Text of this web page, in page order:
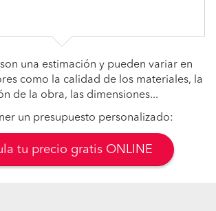
una estimación y pueden variar en
como la calidad de los materiales, la
de la obra, las dimensiones...
un presupuesto personalizado:
tu precio gratis ONLINE